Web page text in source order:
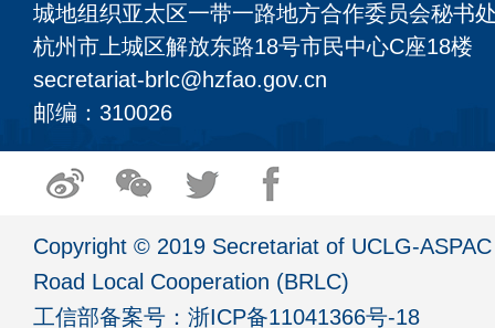
城地组织亚太区一带一路地方合作委员会秘书
杭州市上城区解放东路18号市民中心C座18楼
secretariat-brlc@hzfao.gov.cn
邮编：310026
Copyright © 2019 Secretariat of UCLG-
Road Local Cooperation (BRLC)
工信部备案号： 浙ICP备11041366号-18